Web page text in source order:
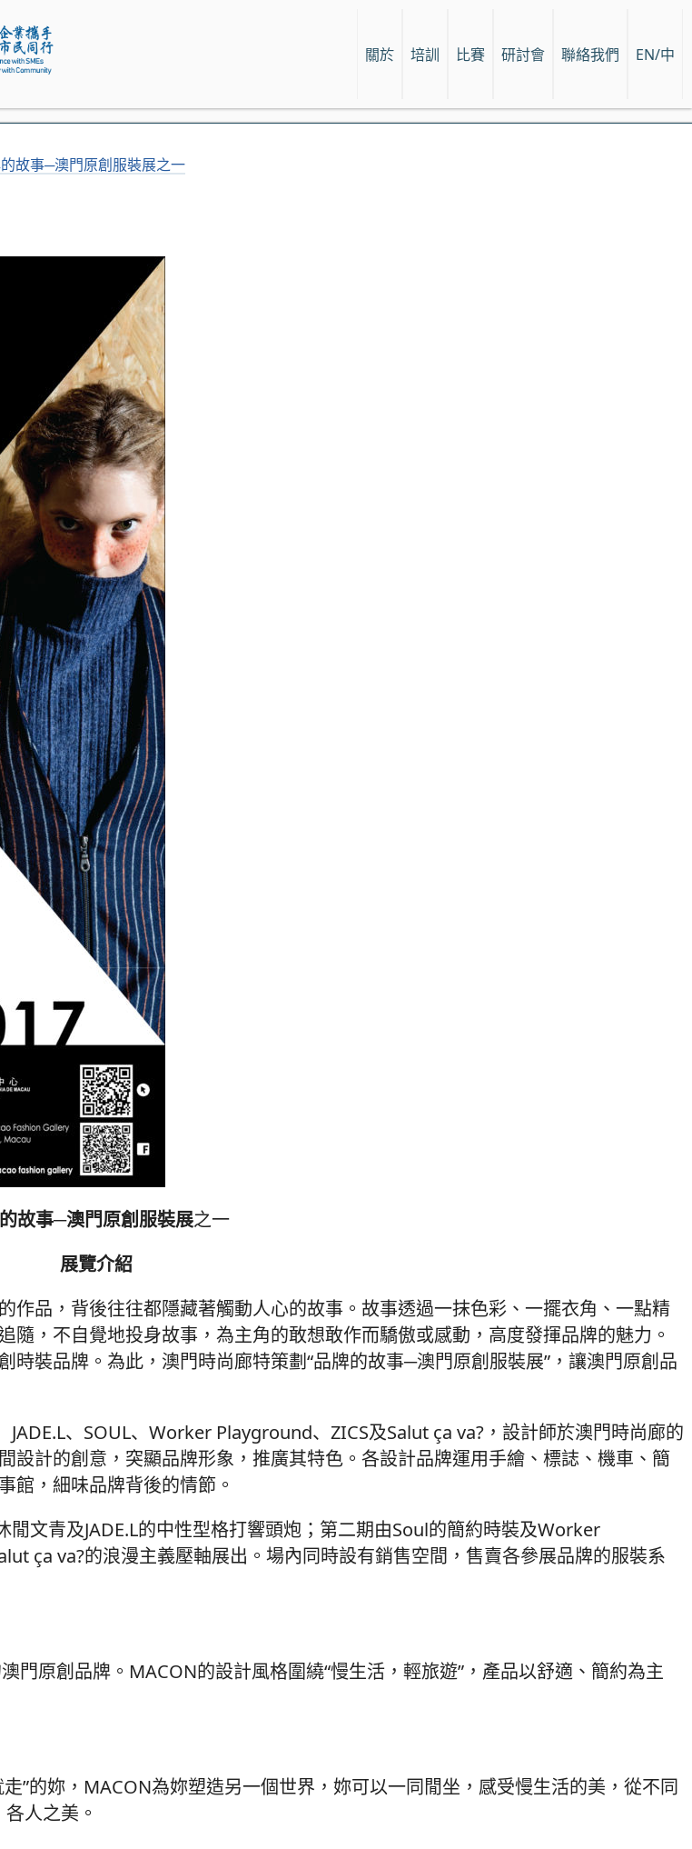
關於 培訓 比賽 研討會 聯絡我們 EN/中
故事─澳門原創服裝展之一
故事─澳門原創服裝展之一
展覽介紹
品，背後往往都隱藏著觸動人心的故事。故事透過一抹色彩、一擺衣角、一點精
，不自覺地投身故事，為主角的敢想敢作而驕傲或感動，高度發揮品牌的魅力。
裝品牌。為此，澳門時尚廊特策劃“品牌的故事─澳門原創服裝展”，讓澳門原創品
、SOUL、Worker Playground、ZICS及Salut ça va?，設計師於澳門時尚廊的
設計的創意，突顯品牌形象，推廣其特色。各設計品牌運用手繪、標誌、機車、簡
館，細味品牌背後的情節。
文青及JADE.L的中性型格打響頭炮；第二期由Soul的簡約時裝及Worker
ça va?的浪漫主義壓軸展出。場內同時設有銷售空間，售賣各參展品牌的服裝系
門原創品牌。MACON的設計風格圍繞“慢生活，輕旅遊”，產品以舒適、簡約為主
”的妳，MACON為妳塑造另一個世界，妳可以一同閒坐，感受慢生活的美，從不同
人之美。